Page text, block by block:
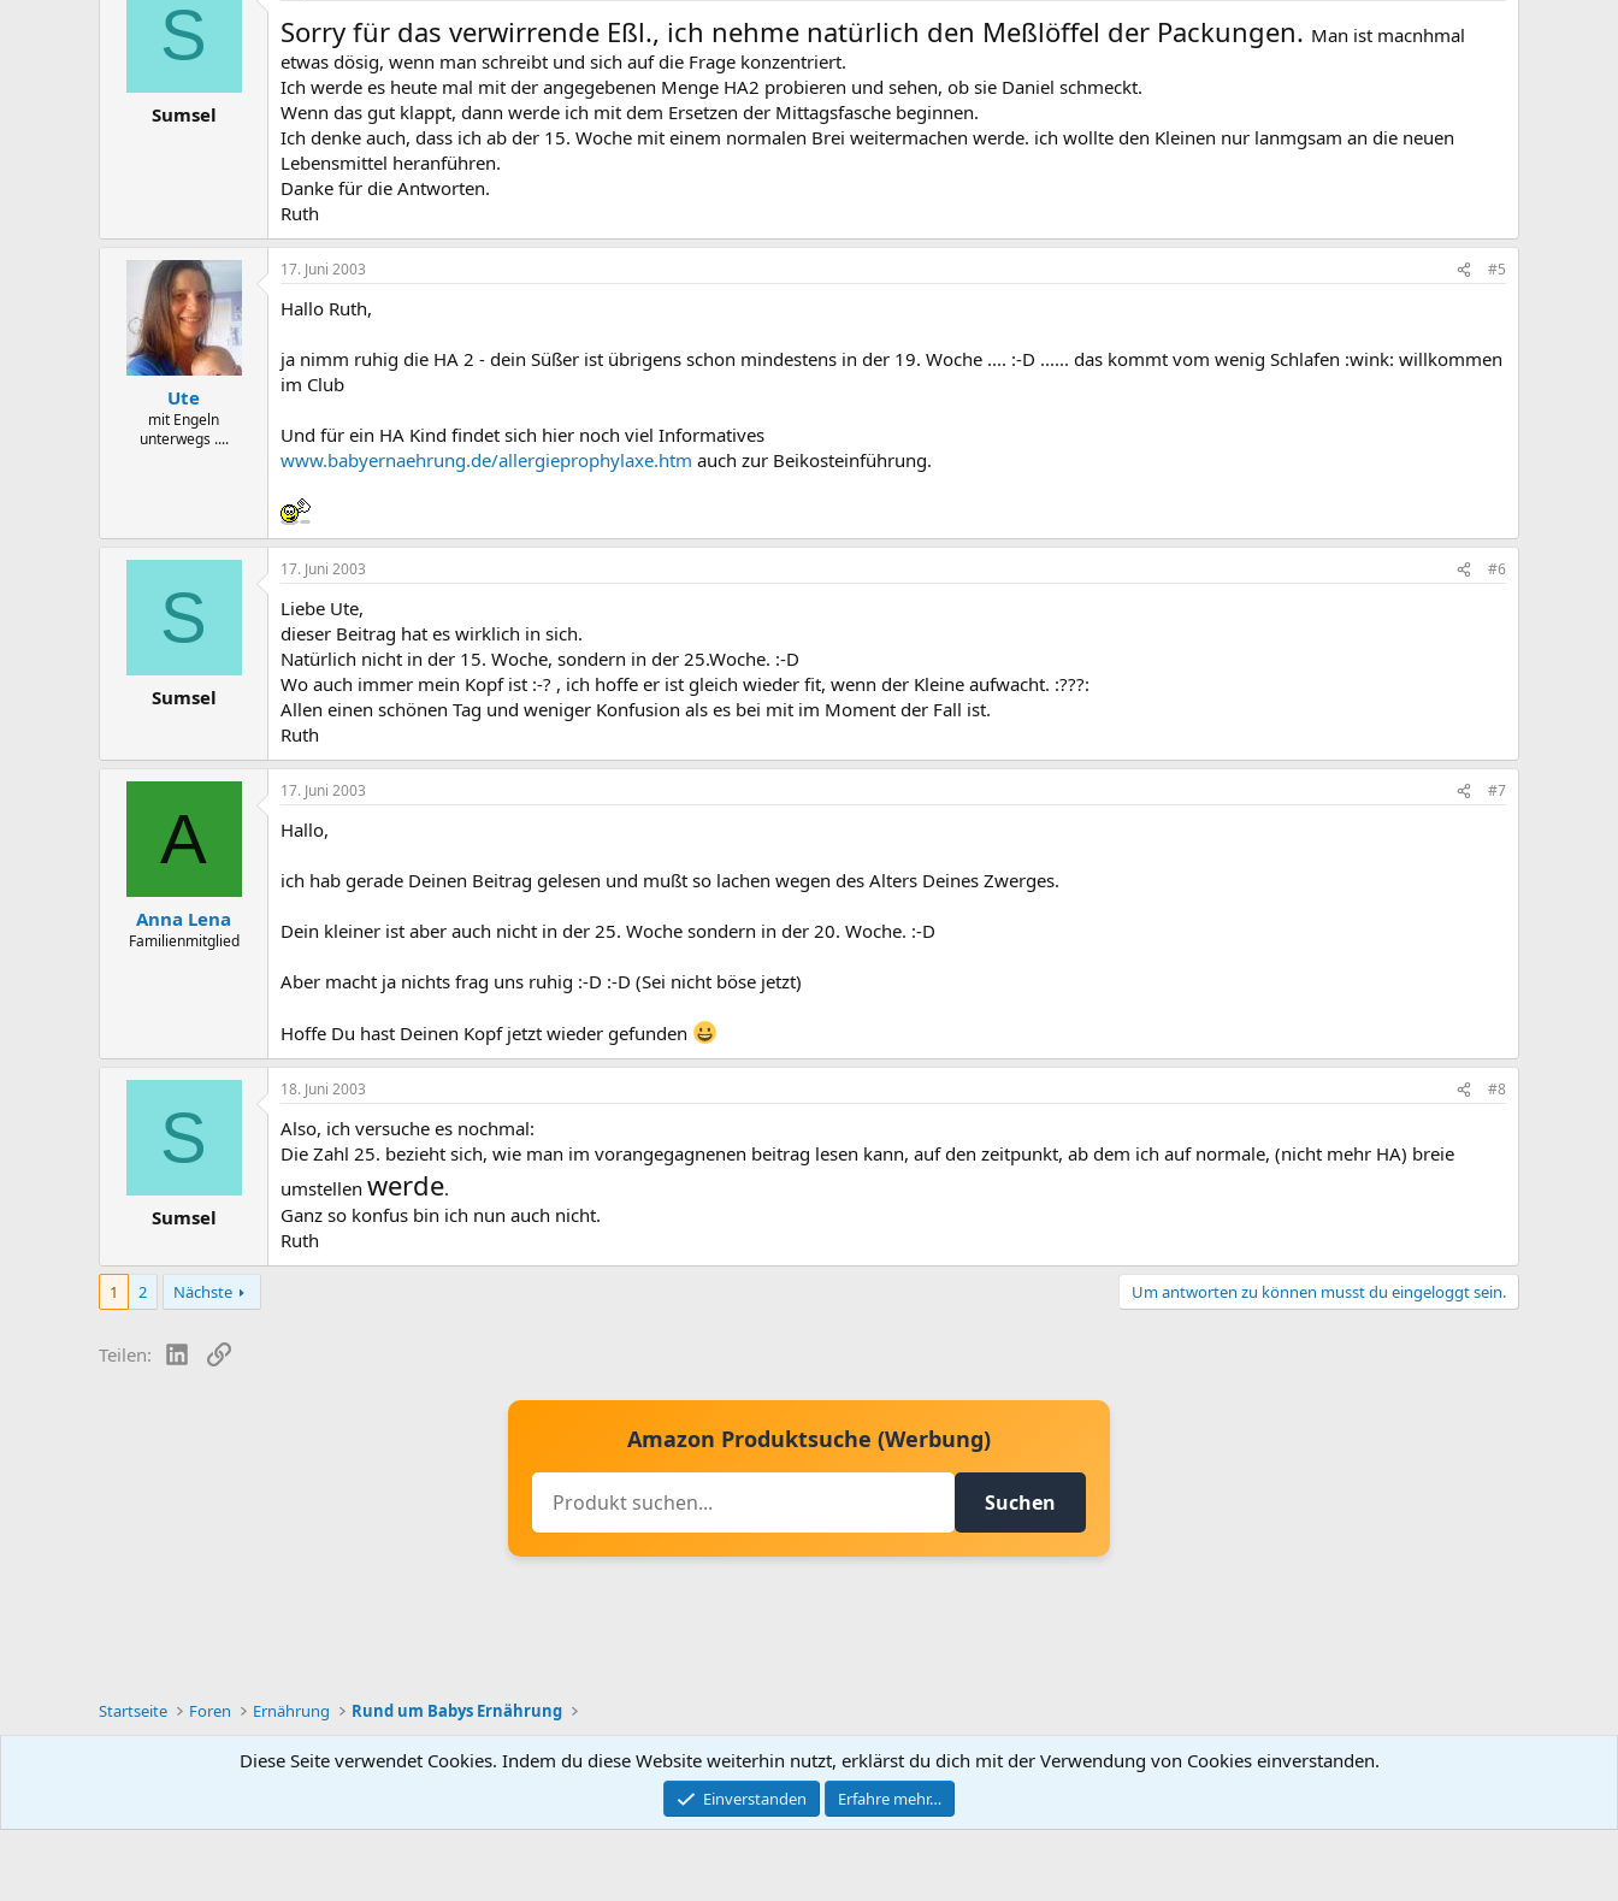
S
Sumsel
Sorry für das verwirrende Eßl., ich nehme natürlich den Meßlöffel der Packungen. Man ist macnhmal
etwas dösig, wenn man schreibt und sich auf die Frage konzentriert.
Ich werde es heute mal mit der angegebenen Menge HA2 probieren und sehen, ob sie Daniel schmeckt.
Wenn das gut klappt, dann werde ich mit dem Ersetzen der Mittagsfasche beginnen.
Ich denke auch, dass ich ab der 15. Woche mit einem normalen Brei weitermachen werde. ich wollte den Kleinen nur lanmgsam an die neuen
Lebensmittel heranführen.
Danke für die Antworten.
Ruth
Ute
mit Engeln
unterwegs ....
17. Juni 2003 #5
Hallo Ruth,
ja nimm ruhig die HA 2 - dein Süßer ist übrigens schon mindestens in der 19. Woche .... :-D ...... das kommt vom wenig Schlafen :wink: willkommen
im Club
Und für ein HA Kind findet sich hier noch viel Informatives
www.babyernaehrung.de/allergieprophylaxe.htm auch zur Beikosteinführung.
S
Sumsel
17. Juni 2003 #6
Liebe Ute,
dieser Beitrag hat es wirklich in sich.
Natürlich nicht in der 15. Woche, sondern in der 25.Woche. :-D
Wo auch immer mein Kopf ist :-? , ich hoffe er ist gleich wieder fit, wenn der Kleine aufwacht. :???:
Allen einen schönen Tag und weniger Konfusion als es bei mit im Moment der Fall ist.
Ruth
A
Anna Lena
Familienmitglied
17. Juni 2003 #7
Hallo,
ich hab gerade Deinen Beitrag gelesen und mußt so lachen wegen des Alters Deines Zwerges.
Dein kleiner ist aber auch nicht in der 25. Woche sondern in der 20. Woche. :-D
Aber macht ja nichts frag uns ruhig :-D :-D (Sei nicht böse jetzt)
Hoffe Du hast Deinen Kopf jetzt wieder gefunden
S
Sumsel
18. Juni 2003 #8
Also, ich versuche es nochmal:
Die Zahl 25. bezieht sich, wie man im vorangegagnenen beitrag lesen kann, auf den zeitpunkt, ab dem ich auf normale, (nicht mehr HA) breie
umstellen werde.
Ganz so konfus bin ich nun auch nicht.
Ruth
1 2 Nächste Um antworten zu können musst du eingeloggt sein.
Teilen: LinkedIn
Link
Amazon Produktsuche (Werbung)
Suchen
Startseite Foren Ernährung Rund um Babys Ernährung
Deutsch [Du] Kontakt aufnehmen Bedingungen und Regeln Datenschutz Hilfe
Community platform by XenForo © 2010-2024 XenForo Ltd.
Diese Seite verwendet Cookies. Indem du diese Website weiterhin nutzt, erklärst du dich mit der Verwendung von Cookies einverstanden.
Einverstanden Erfahre mehr…